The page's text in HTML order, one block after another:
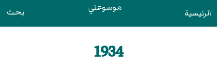
الرئيسية موسوعتي بحث
1934